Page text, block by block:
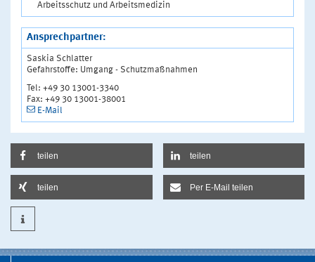
Arbeitsschutz und Arbeitsmedizin
Ansprechpartner:
Saskia Schlatter
Gefahrstoffe: Umgang - Schutzmaßnahmen
Tel: +49 30 13001-3340
Fax: +49 30 13001-38001
E-Mail
teilen teilen
teilen Per E-Mail teilen